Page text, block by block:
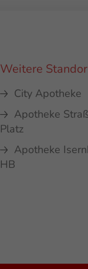
Weitere
City Apotheke
Apotheke
Platz
Apotheke
HB